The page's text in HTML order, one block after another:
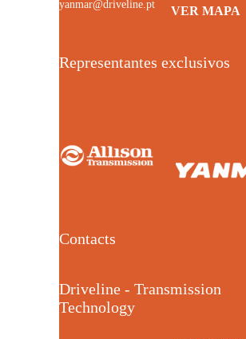
yanmar@driveline.pt
VER MAPA
Representantes exclusivos
Contacts
Driveline - Transmission
Technology